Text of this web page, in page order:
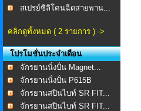
สเปรย์ซิลิโคนฉีดสายพาน...
คลิกดูทั้งหมด ( 2 รายการ ) ->
โปรโมชั่นประจำเดือน
จักรยานนั่งปั่น Magnet...
จักรยานนั่งปั่น P615B
จักรยานสปินไบท์ SR FIT...
จักรยานสปินไบท์ SR FIT...